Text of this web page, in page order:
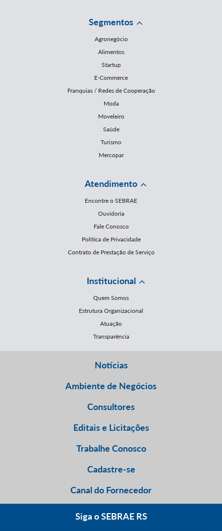
Segmentos
Agronegócio
Alimentos
Startup
E-Commerce
Franquias / Redes de Cooperação
Moda
Moveleiro
Saúde
Turismo
Mercopar
Atendimento
Encontre o SEBRAE
Ouvidoria
Fale Conosco
Política de Privacidade
Contrato de Prestação de Serviço
Institucional
Quem Somos
Estrutura Organizacional
Atuação
Transparência
Notícias
Ambiente de Negócios
Consultores
Editais e Licitações
Trabalhe Conosco
Cadastre-se
Canal do Fornecedor
Siga o SEBRAE RS